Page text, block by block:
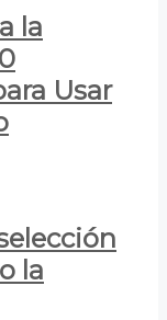
la
Usar
la